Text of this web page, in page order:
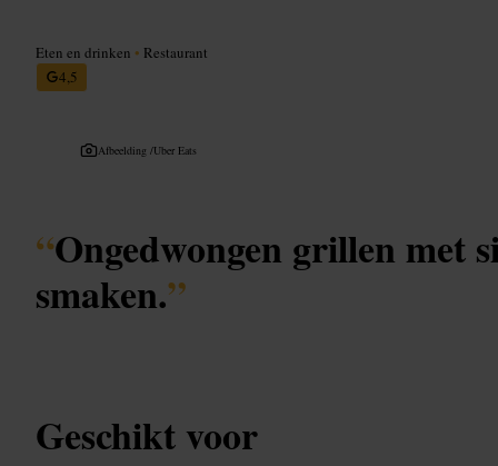
Eten en drinken • Restaurant
4,5
Afbeelding /Uber Eats
“Ongedwongen grillen met
smaken.”
Geschikt voor